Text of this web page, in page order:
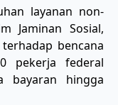
layanan non-
Jaminan Sosial,
bencana
pekerja federal
bayaran hingga